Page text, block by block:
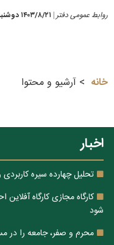
روابط عمومی دفتر | ۱۴۰۳/۸/۲۱ دوشنبه
خانه
آرشیو و محتوا
اخبار
تحلیل چهارده سیره
کارگاه مجازی کارگاه
شود
محرم و صفر، جامعه را در